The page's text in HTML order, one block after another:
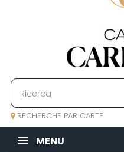
RECHERCHE PAR CARTE
MENU